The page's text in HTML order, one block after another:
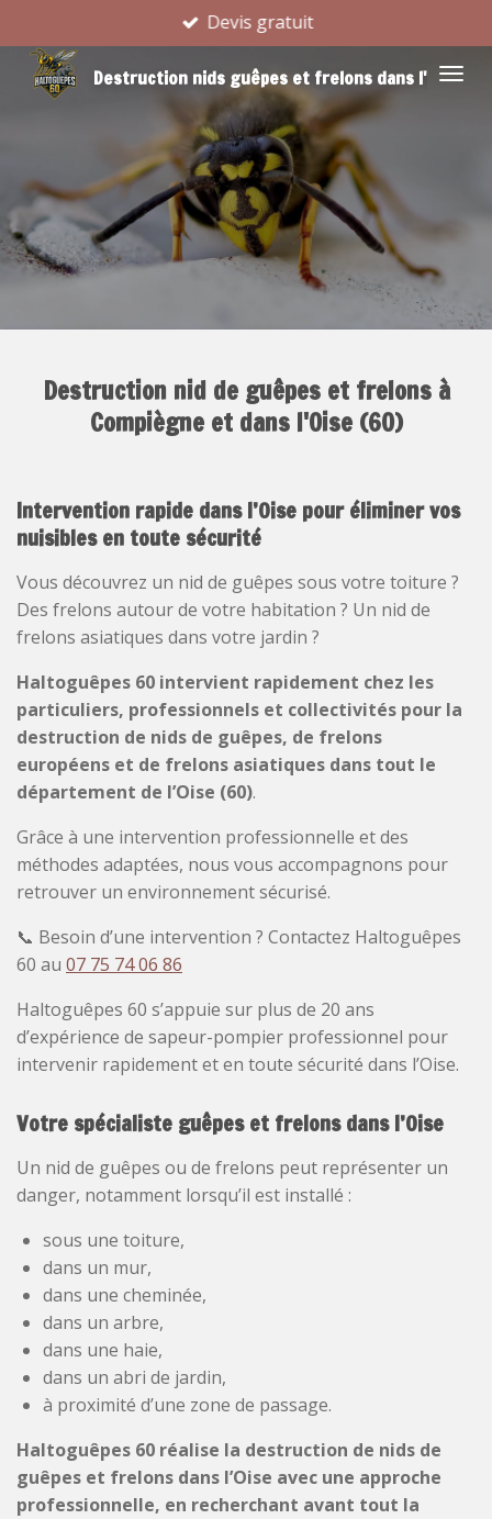
au
contenu
principal
Destruction nids guêpes et frelons dans l'Oise
Devis gratuit
Destruction nid de guêpes et frelons à
Compiègne et dans l'Oise (60)
Intervention rapide dans l’Oise pour éliminer vos
nuisibles en toute sécurité
Vous découvrez un nid de guêpes sous votre toiture ?
Des frelons autour de votre habitation ? Un nid de
frelons asiatiques dans votre jardin ?
Haltoguêpes 60 intervient rapidement chez les
particuliers, professionnels et collectivités pour la
destruction de nids de guêpes, de frelons
européens et de frelons asiatiques dans tout le
département de l’Oise (60).
Grâce à une intervention professionnelle et des
méthodes adaptées, nous vous accompagnons pour
retrouver un environnement sécurisé.
📞 Besoin d’une intervention ? Contactez Haltoguêpes
60 au 07 75 74 06 86
Haltoguêpes 60 s’appuie sur plus de 20 ans
d’expérience de sapeur-pompier professionnel pour
intervenir rapidement et en toute sécurité dans l’Oise.
Votre spécialiste guêpes et frelons dans l’Oise
Un nid de guêpes ou de frelons peut représenter un
danger, notamment lorsqu’il est installé :
sous une toiture,
dans un mur,
dans une cheminée,
dans un arbre,
dans une haie,
dans un abri de jardin,
à proximité d’une zone de passage.
Haltoguêpes 60 réalise la destruction de nids de
guêpes et frelons dans l’Oise avec une approche
professionnelle, en recherchant avant tout la